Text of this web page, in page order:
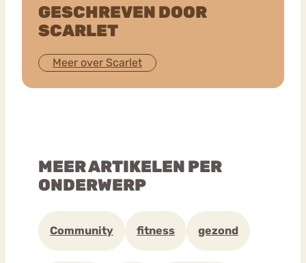
GESCHREVEN DOOR
SCARLET
Meer over Scarlet
MEER ARTIKELEN PER
ONDERWERP
Community fitness gezond